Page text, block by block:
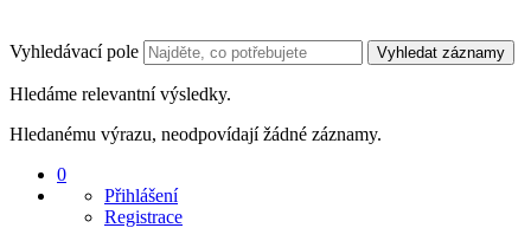
Vyhledávací pole Vyhledat záznamy
Hledáme relevantní výsledky.
Hledanému výrazu, neodpovídají žádné záznamy.
0
Přihlášení
Registrace